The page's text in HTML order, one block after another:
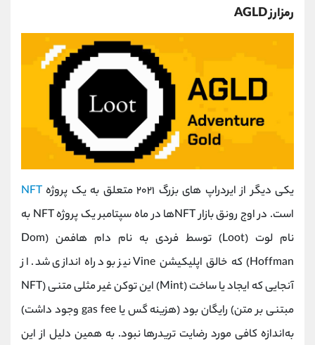
رمزارز AGLD
یکی دیگر از ایردراپ های بزرگ ۲۰۲۱ متعلق به یک پروژه
NFT
است. در اوج رونق بازار NFTها در ماه سپتامبر یک پروژه NFT به
نام لوت (Loot) توسط فردی به نام دام هافمن (Dom
Hoffman) که خالق اپلیکیشن Vine نیز بود راه‌ اندازی شد. از
آنجایی‌ که ایجاد یا ساخت (Mint) این توکن غیر مثلی متنی (NFT
مبتنی بر متن) رایگان بود (هزینه گس یا gas fee وجود داشت)
به‌اندازه کافی مورد رضایت تریدرها نبود. به همین دلیل از این